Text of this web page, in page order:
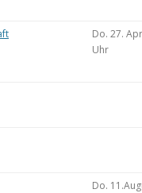
Do. 27.
Uhr
Do.